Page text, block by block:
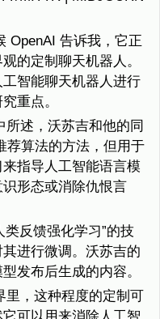
OpenAI 告诉我，它正
的定制聊天机器人。
智能聊天机器人进行
重点。
所述，沃苏吉和他的同
荐算法的方法，但用于
指导人工智能语言模
形态或消除仇恨言
类反馈强化学习”的技
进行微调。沃苏吉的
发布后生成的内容。
里，这种程度的定制可